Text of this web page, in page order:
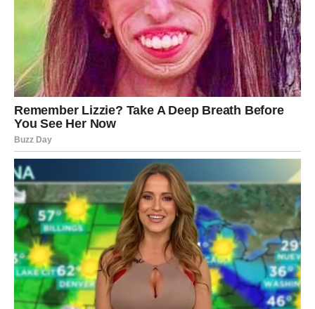
Ne deli svima planove. Jarac kad krene, treba da čuva
energiju od tuđih komentara. Neka rezultati govore.